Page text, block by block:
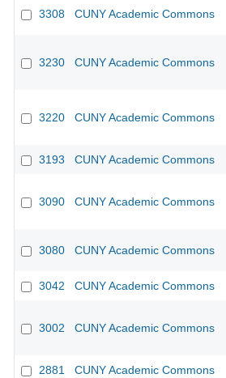
3308 CUNY Academic Commons
3230 CUNY Academic Commons
3220 CUNY Academic Commons
3193 CUNY Academic Commons
3090 CUNY Academic Commons
3080 CUNY Academic Commons
3042 CUNY Academic Commons
3002 CUNY Academic Commons
2881 CUNY Academic Commons